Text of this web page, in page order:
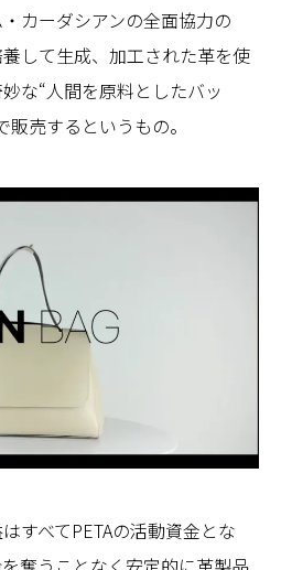
カーダシアンの全面協力の
して生成、加工された革を使
な“人間を原料としたバッ
売するというもの。
すべてPETAの活動資金とな